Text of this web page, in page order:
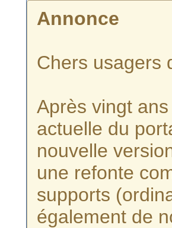
Annonce
Chers usagers
Après vingt
actuelle du
nouvelle
une refonte
supports
également de